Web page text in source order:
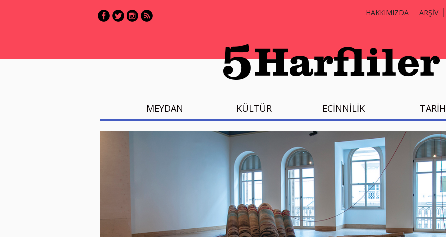
HAKKIMIZDA ARŞİV
MEYDAN KÜLTÜR ECİNNİLİK TARİH